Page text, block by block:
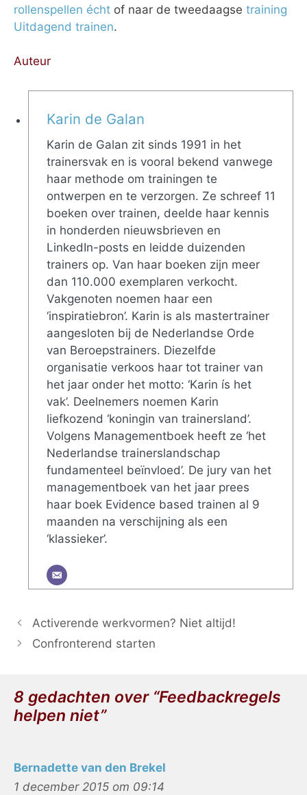
rollenspellen écht of naar de tweedaagse training
Uitdagend trainen.
Auteur
Karin de Galan
Karin de Galan zit sinds 1991 in het
trainersvak en is vooral bekend vanwege
haar methode om trainingen te
ontwerpen en te verzorgen. Ze schreef 11
boeken over trainen, deelde haar kennis
in honderden nieuwsbrieven en
LinkedIn-posts en leidde duizenden
trainers op. Van haar boeken zijn meer
dan 110.000 exemplaren verkocht.
Vakgenoten noemen haar een
‘inspiratiebron’. Karin is als mastertrainer
aangesloten bij de Nederlandse Orde
van Beroepstrainers. Diezelfde
organisatie verkoos haar tot trainer van
het jaar onder het motto: ‘Karin ís het
vak’. Deelnemers noemen Karin
liefkozend ‘koningin van trainersland’.
Volgens Managementboek heeft ze ‘het
Nederlandse trainerslandschap
fundamenteel beïnvloed’. De jury van het
managementboek van het jaar prees
haar boek Evidence based trainen al 9
maanden na verschijning als een
‘klassieker’.
Activerende werkvormen? Niet altijd!
Confronterend starten
8 gedachten over “Feedbackregels
helpen niet”
Bernadette van den Brekel
1 december 2015 om 09:14